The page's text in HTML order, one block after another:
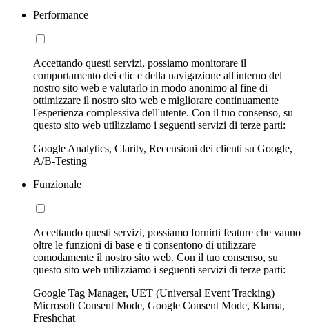
Performance
Accettando questi servizi, possiamo monitorare il
comportamento dei clic e della navigazione all'interno del
nostro sito web e valutarlo in modo anonimo al fine di
ottimizzare il nostro sito web e migliorare continuamente
l'esperienza complessiva dell'utente. Con il tuo consenso, su
questo sito web utilizziamo i seguenti servizi di terze parti:
Google Analytics, Clarity, Recensioni dei clienti su Google,
A/B-Testing
Funzionale
Accettando questi servizi, possiamo fornirti feature che vanno
oltre le funzioni di base e ti consentono di utilizzare
comodamente il nostro sito web. Con il tuo consenso, su
questo sito web utilizziamo i seguenti servizi di terze parti:
Google Tag Manager, UET (Universal Event Tracking)
Microsoft Consent Mode, Google Consent Mode, Klarna,
Freshchat